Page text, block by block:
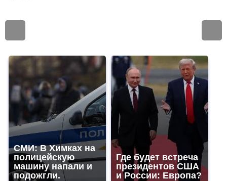
СМИ: В Химках на
полицейскую
машину напали и
подожгли.
Где будет встреча
президентов США
и России: Европа?